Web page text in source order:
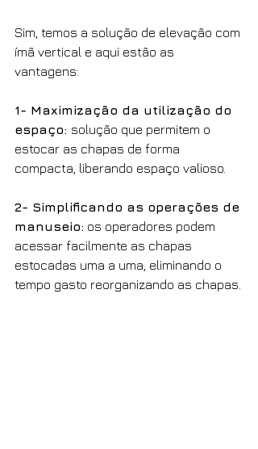
Sim, temos a solução de elevação com
ímã vertical e aqui estão as
vantagens:
1- Maximização da utilização do
espaço: solução que permitem o
estocar as chapas de forma
compacta, liberando espaço valioso.
2- Simplificando as operações de
manuseio: os operadores podem
acessar facilmente as chapas
estocadas uma a uma, eliminando o
tempo gasto reorganizando as chapas.